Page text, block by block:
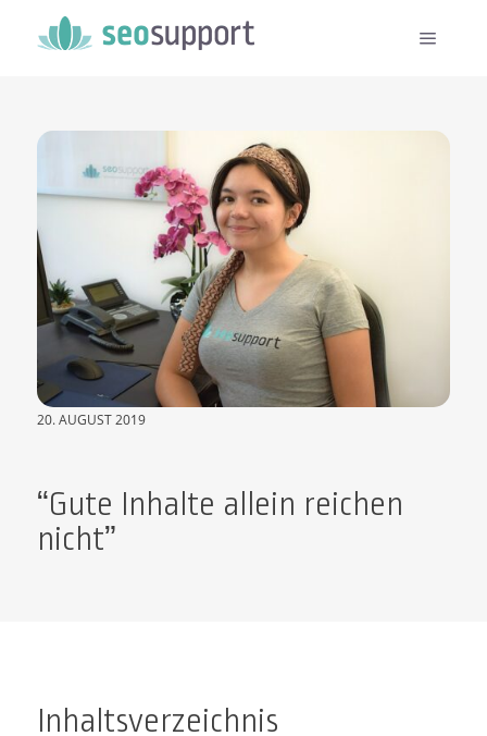
20. AUGUST 2019
“Gute Inhalte allein reichen
nicht”
Inhaltsverzeichnis